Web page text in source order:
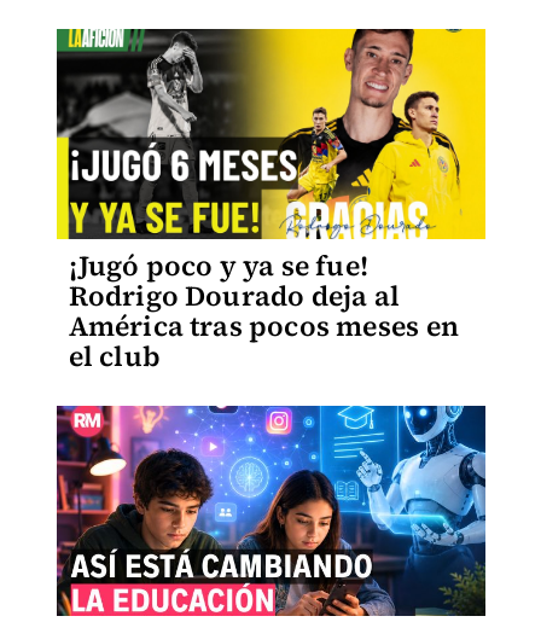
¡Jugó poco y ya se fue!
Rodrigo Dourado deja al
América tras pocos meses en
el club